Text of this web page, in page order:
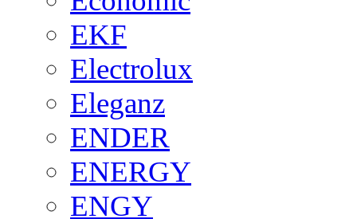
EKF
Electrolux
Eleganz
ENDER
ENERGY
ENGY